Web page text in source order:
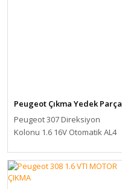
Peugeot Çıkma Yedek Parça
Peugeot 307 Direksiyon
Kolonu 1.6 16V Otomatik AL4